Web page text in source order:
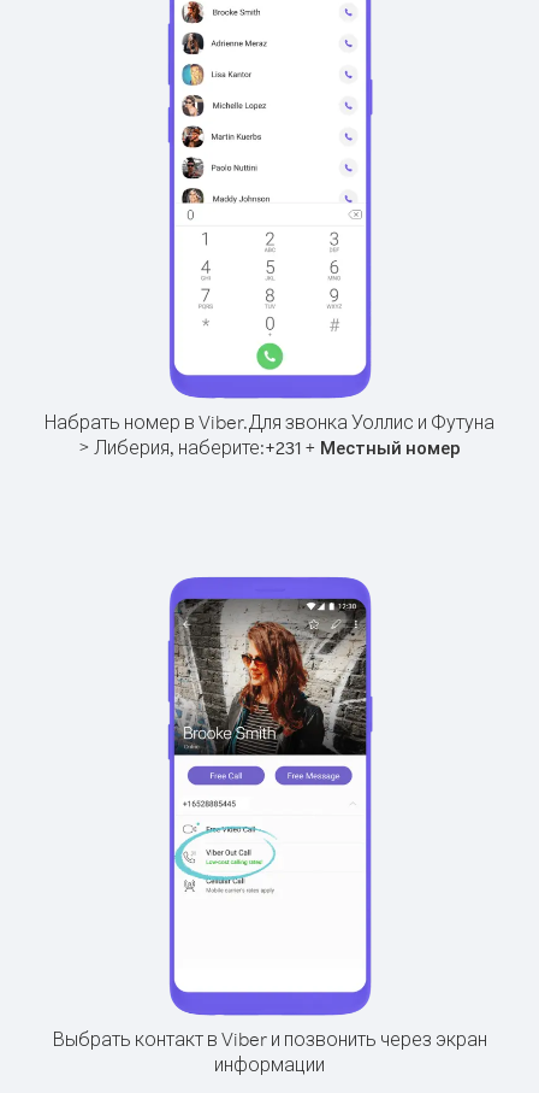
Набрать номер в Viber.Для звонка Уоллис и Футуна
> Либерия, наберите:+231 + Местный номер
Выбрать контакт в Viber и позвонить через экран
информации